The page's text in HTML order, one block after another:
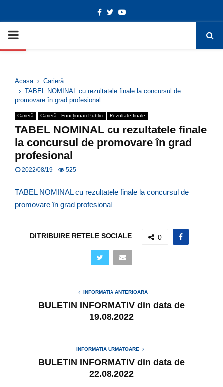
Deschide bara de unelte
Facebook
TwitterYoutube
PRIMARY
Acasa
Carieră
TABEL NOMINAL cu rezultatele finale la concursul de
promovare în grad profesional
Carieră Carieră - Funcționari Publici Rezultate finale
TABEL NOMINAL cu rezultatele finale
la concursul de promovare în grad
profesional
2022/08/19 525
TABEL NOMINAL cu rezultatele finale la concursul de
promovare în grad profesional
DITRIBUIRE RETELE SOCIALE 0
INFORMATIA ANTERIOARA
BULETIN INFORMATIV din data de
19.08.2022
INFORMATIA URMATOARE
BULETIN INFORMATIV din data de
22.08.2022